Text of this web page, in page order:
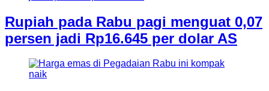
Rupiah pada Rabu pagi menguat 0,07
persen jadi Rp16.645 per dolar AS